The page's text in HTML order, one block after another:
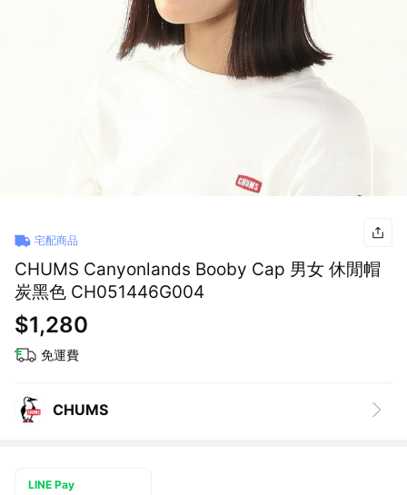
宅配商品
CHUMS Canyonlands Booby Cap 男女 休閒帽
炭黑色 CH051446G004
$1,280
免運費
CHUMS
LINE Pay